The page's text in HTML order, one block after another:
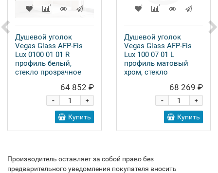
Душевой уголок
Vegas Glass AFP-Fis
Lux 0100 01 01 R
профиль белый,
стекло прозрачное
64 852 ₽
+
-
Купить
Душевой уголок
Vegas Glass AFP-Fis
Lux 100 07 01 L
профиль матовый
хром, стекло
68 269 ₽
+
-
Купить
Производитель оставляет за собой право без
предварительного уведомления покупателя вносить